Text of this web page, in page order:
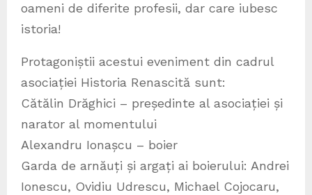
oameni de diferite profesii, dar care iubesc
istoria!
Protagoniștii acestui eveniment din cadrul
asociației Historia Renascită sunt:
Cătălin Drăghici – președinte al asociației și
narator al momentului
Alexandru Ionașcu – boier
Garda de arnăuți și argați ai boierului: Andrei
Ionescu, Ovidiu Udrescu, Michael Cojocaru,